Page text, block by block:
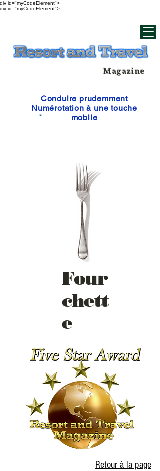
div id="myCodeElement">
div id="myCodeElement">
Magazine
Conduire prudemment
Numérotation à une touche
mobile
Four
chett
e
Retour à la page